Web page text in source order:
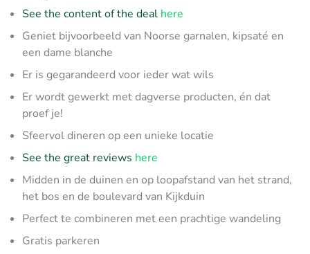
See the content of the deal here
Geniet bijvoorbeeld van Noorse garnalen, kipsaté en
een dame blanche
Er is gegarandeerd voor ieder wat wils
Er wordt gewerkt met dagverse producten, én dat
proef je!
Sfeervol dineren op een unieke locatie
See the great reviews here
Midden in de duinen en op loopafstand van het strand,
het bos en de boulevard van Kijkduin
Perfect te combineren met een prachtige wandeling
Gratis parkeren